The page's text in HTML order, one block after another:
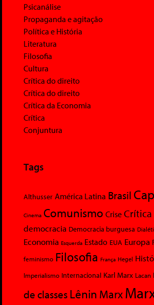
Psicanálise
Propaganda e agitação
Política e História
Literatura
Filosofia
Cultura
Crítica do direito
Crítica do direito
Crítica da Economia
Crítica
Conjuntura
Tags
Althusser América Latina Brasil
Cinema Comunismo Crise Crítica
democracia Democracia burguesa
Economia Esquerda Estado EUA Europa
feminismo Filosofia França Hegel
Imperialismo Internacional Karl Marx Lacan
de classesLênin Marx